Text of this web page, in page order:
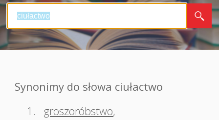
Synonimy do słowa ciułactwo
1.
groszoróbstwo,